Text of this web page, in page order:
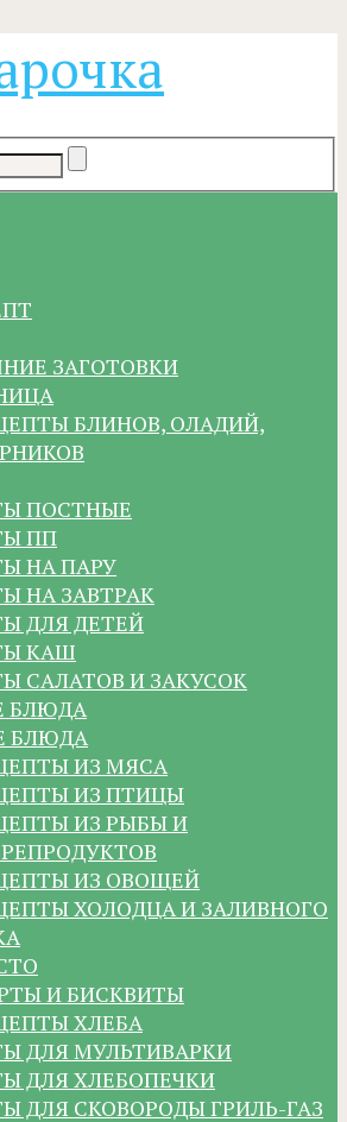
ЗАГОТОВКИ
БЛИНОВ, ОЛАДИЙ,
ПОСТНЫЕ
ПП
НА ПАРУ
НА ЗАВТРАК
ДЛЯ ДЕТЕЙ
КАШ
САЛАТОВ И ЗАКУСОК
БЛЮДА
БЛЮДА
ИЗ МЯСА
ИЗ ПТИЦЫ
ИЗ РЫБЫ И
ИЗ ОВОЩЕЙ
ХОЛОДЦА И ЗАЛИВНОГО
И БИСКВИТЫ
ХЛЕБА
ДЛЯ МУЛЬТИВАРКИ
ДЛЯ ХЛЕБОПЕЧКИ
ДЛЯ СКОВОРОДЫ ГРИЛЬ-ГАЗ